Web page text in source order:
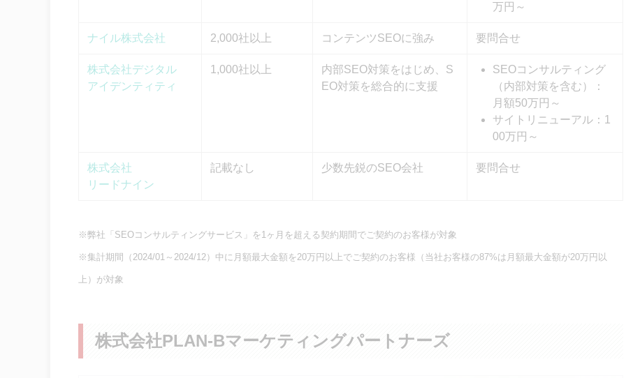
万円～
ナイル株式会社 2,000社以上 コンテンツSEOに強み 要問合せ
株式会社デジタル
アイデンティティ
1,000社以上
内部SEO対策をはじめ、S
EO対策を総合的に支援
SEOコンサルティング
（内部対策を含む）：
月額50万円～
サイトリニューアル：1
00万円～
株式会社
リードナイン
記載なし 少数先鋭のSEO会社 要問合せ
※弊社「SEOコンサルティングサービス」を1ヶ月を超える契約期間でご契約のお客様が対象
※集計期間（2024/01～2024/12）中に月額最大金額を20万円以上でご契約のお客様（当社お客様の87%は月額最大金額が20万円以
上）が対象
株式会社PLAN-Bマーケティングパートナーズ